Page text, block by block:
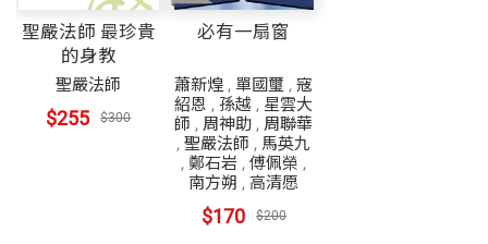
聖嚴法師 最珍貴
的身教
聖嚴法師
$255 $300
必有一扇窗
蕭新煌 ,單國璽 ,寇
紹恩 ,孫越 , 星雲大
師 , 周神助 , 周聯華
,聖嚴法師 , 馬英九
,鄭石岩 ,傅佩榮 ,
南方朔 , 高清愿
$170 $200